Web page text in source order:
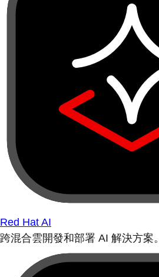
Red Hat AI
跨混合雲開發和部署 AI 解決方案。